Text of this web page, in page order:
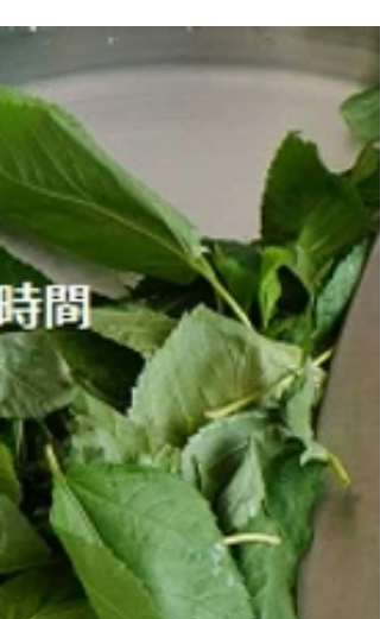
ると、イエメンやシリアのお店が多く、そ
他の地域の料理はそれほど目にしません。
大国でありながら、イラクの料理もカイロ
は殆ど見かけることがないのですが、小さ
食材店が10月6日市にありました。...